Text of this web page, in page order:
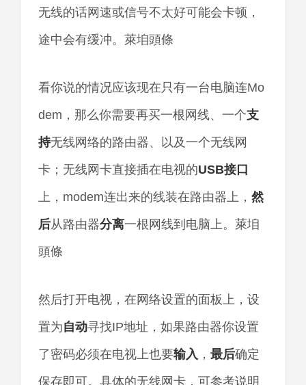
无线的话网速或信号不太好可能会卡顿，
途中会有缓冲。萊垍頭條
看你说的情况应该现在只有一台电脑连Mo
dem，那么你需要再买一根网线、一个支
持无线网络的路由器、以及一个无线网
卡；无线网卡直接插在电视的USB接口
上，modem连出来的线装在路由器上， 然
后从路由器分离一根网线到电脑上。萊垍
頭條
然后打开电视，在网络设置的面板上，设
置为自动寻找IP地址，如果路由器你设置
了密码必须在电视上也要输入 ， 最后确定
保存即可。具体的无线网卡，可参考说明